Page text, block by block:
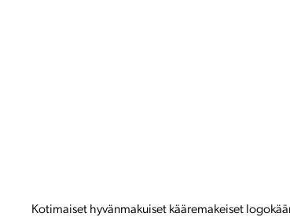
Kotimaiset hyvänmakuiset kääremakeiset